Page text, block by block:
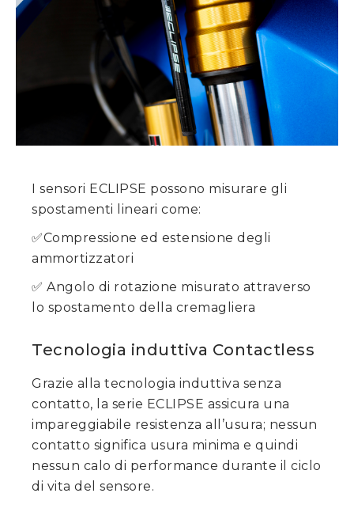
I sensori ECLIPSE possono misurare gli
spostamenti lineari come:
✅Compressione ed estensione degli
ammortizzatori
✅ Angolo di rotazione misurato attraverso
lo spostamento della cremagliera
Tecnologia induttiva Contactless
Grazie alla tecnologia induttiva senza
contatto, la serie ECLIPSE assicura una
impareggiabile resistenza all’usura; nessun
contatto significa usura minima e quindi
nessun calo di performance durante il ciclo
di vita del sensore.